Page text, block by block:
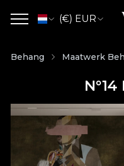
(€) EUR
Behang Maatwerk